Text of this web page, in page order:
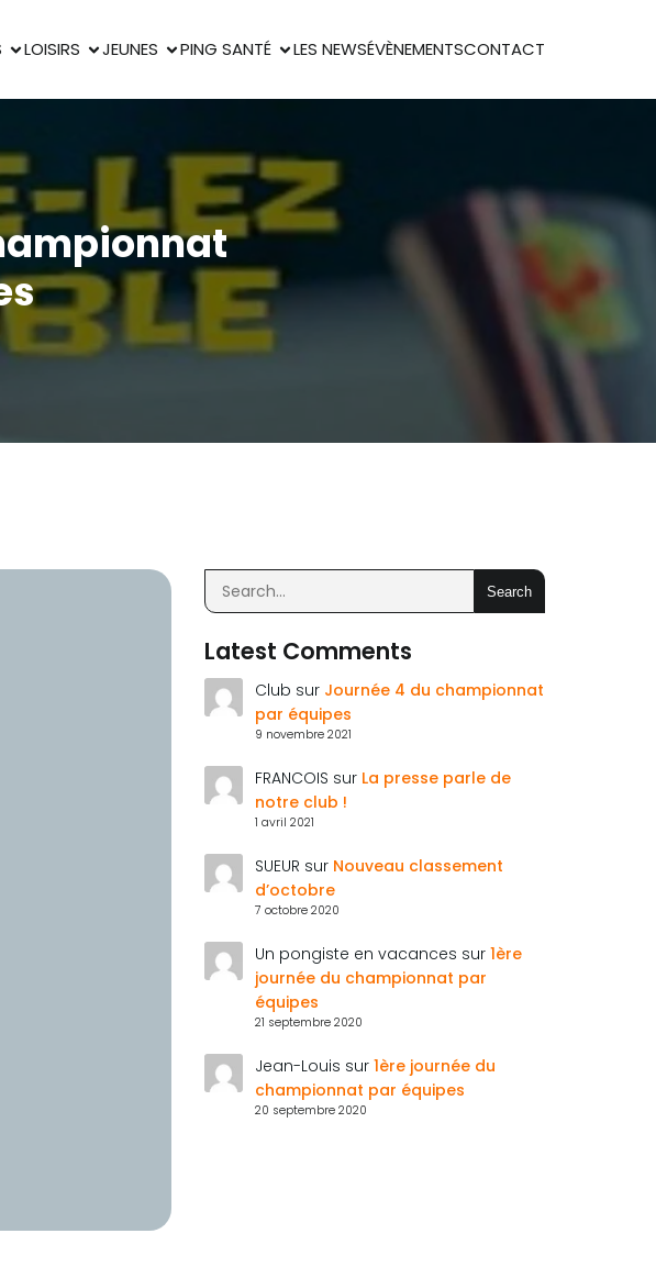
LOISIRS JEUNES PING SANTÉ LES NEWSÉVÈNEMENTSCONTACT
Search
Latest Comments
Club sur Journée 4 du championnat
par équipes
9 novembre 2021
FRANCOIS sur La presse parle de
notre club !
1 avril 2021
SUEUR sur Nouveau classement
d’octobre
7 octobre 2020
Un pongiste en vacances sur 1ère
journée du championnat par
équipes
21 septembre 2020
Jean-Louis sur 1ère journée du
championnat par équipes
20 septembre 2020